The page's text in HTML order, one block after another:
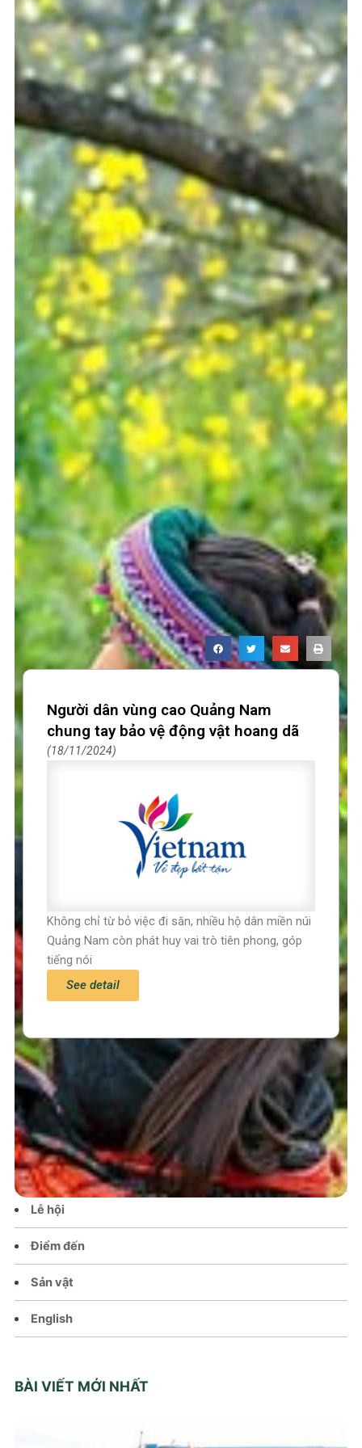
Trang chủ
Tin tức – Sự kiện
Chính sách
Văn hoá – Đời sống
Lễ hội
Điểm đến
Sản vật
English
BÀI VIẾT MỚI NHẤT
Người dân vùng cao Quảng Nam
chung tay bảo vệ động vật hoang dã
18/11/2024
Không chỉ từ bỏ việc đi săn, nhiều hộ dân miền núi
Quảng Nam còn phát huy vai trò tiên phong, góp
tiếng nói
See detail